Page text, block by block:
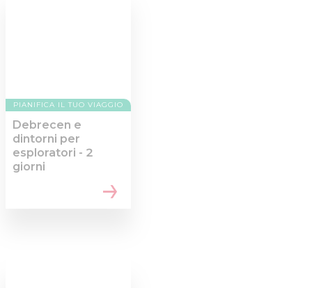
PIANIFICA IL TUO VIAGGIO
Debrecen e
dintorni per
esploratori - 2
giorni